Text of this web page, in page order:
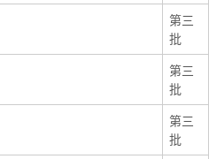
第三
批
第三
批
第三
批